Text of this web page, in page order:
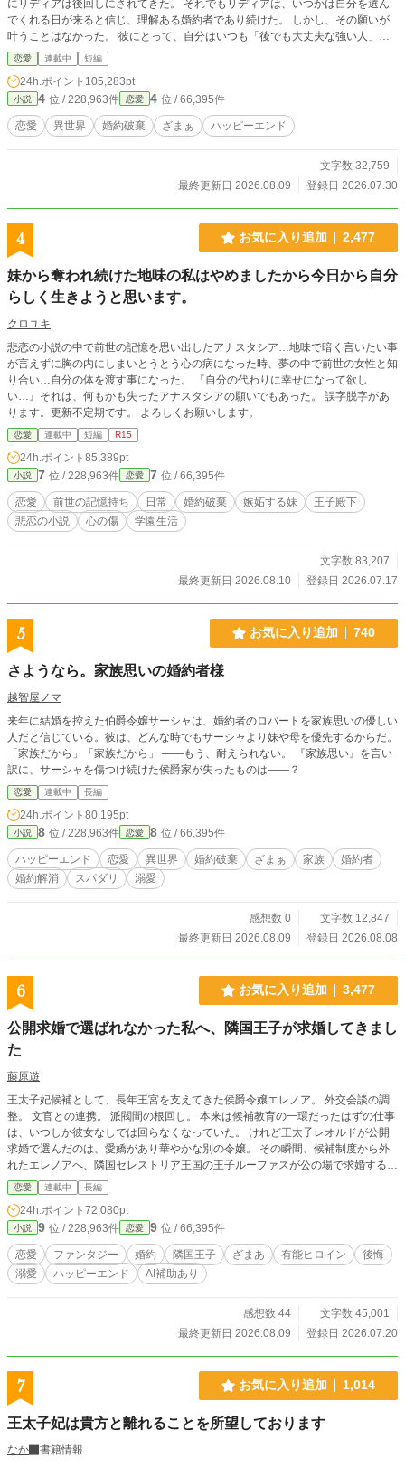
にリディアは後回しにされてきた。 それでもリディアは、いつかは自分を選ん
でくれる日が来ると信じ、理解ある婚約者であり続けた。 しかし、その願いが
叶うことはなかった。 彼にとって、自分はいつも「後でも大丈夫な強い人」。
ついにリディアは、この婚約を終わらせることを決心する。 今さら手を伸ばし
ても、それが届くことはもうない。
恋愛 連載中 短編
24h.ポイント 105,283pt
小説 4 位 / 228,963件 恋愛 4 位 / 66,395件
恋愛 異世界 婚約破棄 ざまぁ ハッピーエンド
文字数 32,759
最終更新日 2026.08.09
登録日 2026.07.30
4 お気に入り追加 2,477
妹から奪われ続けた地味の私はやめましたから今日から自分
らしく生きようと思います。
クロユキ
悲恋の小説の中で前世の記憶を思い出したアナスタシア…地味で暗く言いたい事
が言えずに胸の内にしまいとうとう心の病になった時、夢の中で前世の女性と知
り合い…自分の体を渡す事になった。 『自分の代わりに幸せになって欲し
い…』それは、何もかも失ったアナスタシアの願いでもあった。 誤字脱字があ
ります。更新不定期です。 よろしくお願いします。
恋愛 連載中 短編 R15
24h.ポイント 85,389pt
小説 7 位 / 228,963件 恋愛 7 位 / 66,395件
恋愛 前世の記憶持ち 日常 婚約破棄 嫉妬する妹
王子殿下
悲恋の小説
心の傷 学園生活
文字数 83,207
最終更新日 2026.08.10
登録日 2026.07.17
5 お気に入り追加 740
さようなら。家族思いの婚約者様
越智屋ノマ
来年に結婚を控えた伯爵令嬢サーシャは、婚約者のロバートを家族思いの優しい
人だと信じている。彼は、どんな時でもサーシャより妹や母を優先するからだ。
「家族だから」「家族だから」 ――もう、耐えられない。 『家族思い』を言い
訳に、サーシャを傷つけ続けた侯爵家が失ったものは――？
恋愛 連載中 長編
24h.ポイント 80,195pt
小説 8 位 / 228,963件 恋愛 8 位 / 66,395件
ハッピーエンド 恋愛 異世界 婚約破棄 ざまぁ 家族
婚約者
婚約解消
スパダリ 溺愛
感想数 0
文字数 12,847
最終更新日 2026.08.09
登録日 2026.08.08
6 お気に入り追加 3,477
公開求婚で選ばれなかった私へ、隣国王子が求婚してきまし
た
藤原遊
王太子妃候補として、長年王宮を支えてきた侯爵令嬢エレノア。 外交会談の調
整。 文官との連携。 派閥間の根回し。 本来は候補教育の一環だったはずの仕事
は、いつしか彼女なしでは回らなくなっていた。 けれど王太子レオルドが公開
求婚で選んだのは、愛嬌があり華やかな別の令嬢。 その瞬間、候補制度から外
れたエレノアへ、隣国セレストリア王国の王子ルーファスが公の場で求婚する。
「王国が彼女を必要としないのであれば、我が国が望んでも問題ありませんね」
「君なら、これからも王宮を支えてくれるだろう」 当然のように引き留める王
太子へ、エレノアは静かに答えた。 「候補制度から外れた以上、王宮へ残る理
由はございません」 彼女が去ったあと、王宮は少しずつ綻び始める。 これは、
失ってから価値に気づく王国と、 初めて一人の人間として正当に評価された令
嬢の物語。
恋愛 連載中 長編
24h.ポイント 72,080pt
小説 9 位 / 228,963件 恋愛 9 位 / 66,395件
恋愛 ファンタジー 婚約 隣国王子 ざまあ 有能ヒロイン
後悔
溺愛
ハッピーエンド AI補助あり
感想数 44
文字数 45,001
最終更新日 2026.08.09
登録日 2026.07.20
7 お気に入り追加 1,014
王太子妃は貴方と離れることを所望しております
なか
書籍情報